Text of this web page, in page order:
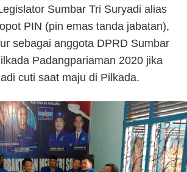
Sumbar Tri Suryadi alias
PIN (pin emas tanda jabatan),
sebagai anggota DPRD Sumbar
Padangpariaman 2020 jika
cuti saat maju di Pilkada.